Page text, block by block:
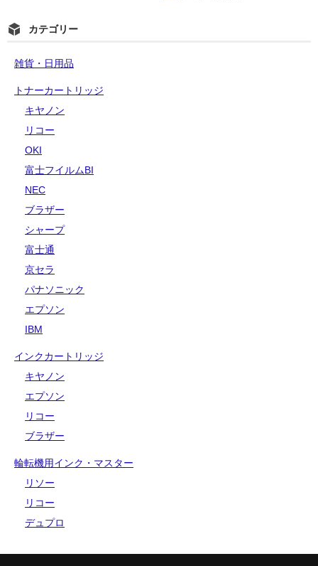
カテゴリー
雑貨・日用品
トナーカートリッジ
キヤノン
リコー
OKI
富士フイルムBI
NEC
ブラザー
シャープ
富士通
京セラ
パナソニック
エプソン
IBM
インクカートリッジ
キヤノン
エプソン
リコー
ブラザー
輪転機用インク・マスター
リソー
リコー
デュプロ